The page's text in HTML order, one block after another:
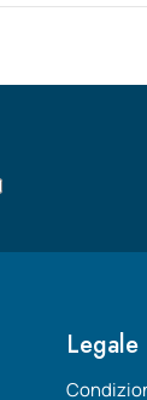
Legale